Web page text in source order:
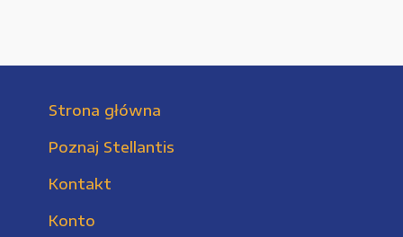
Strona główna
Poznaj Stellantis
Kontakt
Konto